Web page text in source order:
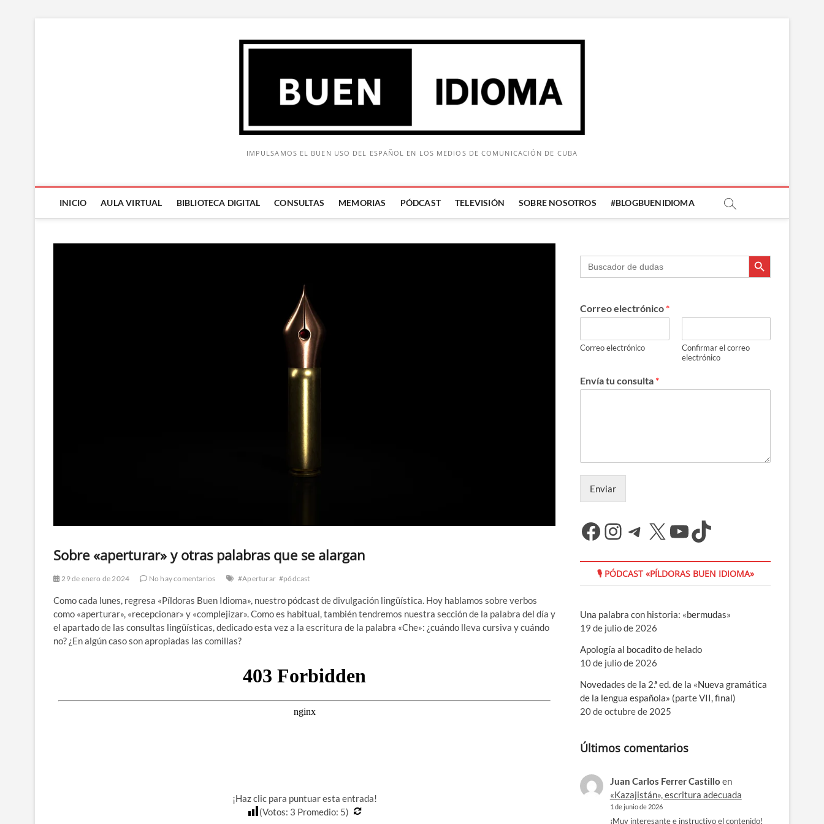
IMPULSAMOS EL BUEN USO DEL ESPAÑOL EN LOS MEDIOS DE COMUNICACIÓN DE CUBA
INICIO AULA VIRTUAL BIBLIOTECA DIGITAL CONSULTAS MEMORIAS PÓDCAST TELEVISIÓN SOBRE NOSOTROS #BLOGBUENIDIOMA
Buscar: Botón de búsqueda
Sobre «aperturar» y otras palabras que se alargan
29 de enero de 2024 No hay comentarios #Aperturar #pódcast
Como cada lunes, regresa «Píldoras Buen Idioma», nuestro pódcast de divulgación lingüística. Hoy hablamos sobre verbos
como «aperturar», «recepcionar» y «complejizar». Como es habitual, también tendremos nuestra sección de la palabra del día y
el apartado de las consultas lingüísticas, dedicado esta vez a la escritura de la palabra «Che»: ¿cuándo lleva cursiva y cuándo
no? ¿En algún caso son apropiadas las comillas?
¡Haz clic para puntuar esta entrada!
(Votos: 3 Promedio: 5)
Buscar: Botón de búsqueda
Correo electrónico *
Correo electrónico
Confirmar el correo
electrónico
Envía tu consulta *
Enviar
Facebook
Instagram
Telegram
X YouTube
TikTok
🎙 PÓDCAST «PÍLDORAS BUEN IDIOMA»
Una palabra con historia: «bermudas»
19 de julio de 2026
Apología al bocadito de helado
10 de julio de 2026
Novedades de la 2.ª ed. de la «Nueva gramática
de la lengua española» (parte VII, final)
20 de octubre de 2025
Últimos comentarios
Juan Carlos Ferrer Castillo en
«Kazajistán», escritura adecuada
1 de junio de 2026
¡Muy interesante e instructivo el contenido!